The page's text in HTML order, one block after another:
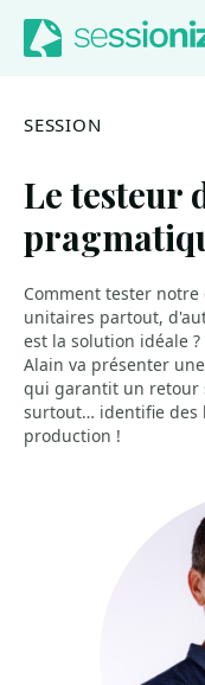
Jump to
Jump to content
SESSION
Le testeur
Comment tester notre
unitaires partout,
est la solution idéale ?
Alain va présenter
qui garantit un retour
surtout… identifie des
production !